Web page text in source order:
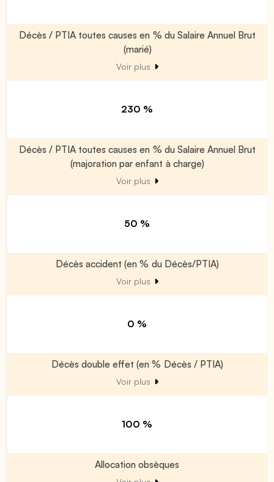
Décès / PTIA toutes causes en % du Salaire Annuel Brut
(marié)
Voir plus
230 %
Décès / PTIA toutes causes en % du Salaire Annuel Brut
(majoration par enfant à charge)
Voir plus
50 %
Décès accident (en % du Décès/PTIA)
Voir plus
0 %
Décès double effet (en % Décès / PTIA)
Voir plus
100 %
Allocation obsèques